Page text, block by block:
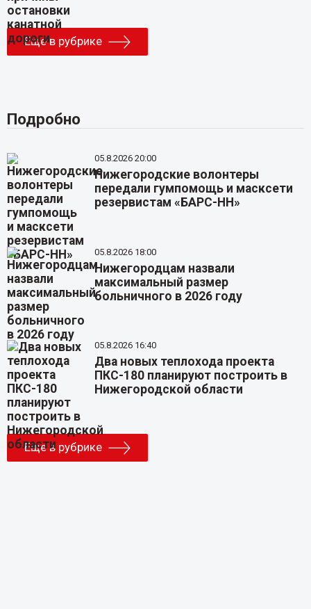
Еще в рубрике
Подробно
05.8.2026 20:00
Нижегородские волонтеры
передали гумпомощь и масксети
резервистам «БАРС-НН»
05.8.2026 18:00
Нижегородцам назвали
максимальный размер
больничного в 2026 году
05.8.2026 16:40
Два новых теплохода проекта
ПКС-180 планируют построить в
Нижегородской области
Еще в рубрике